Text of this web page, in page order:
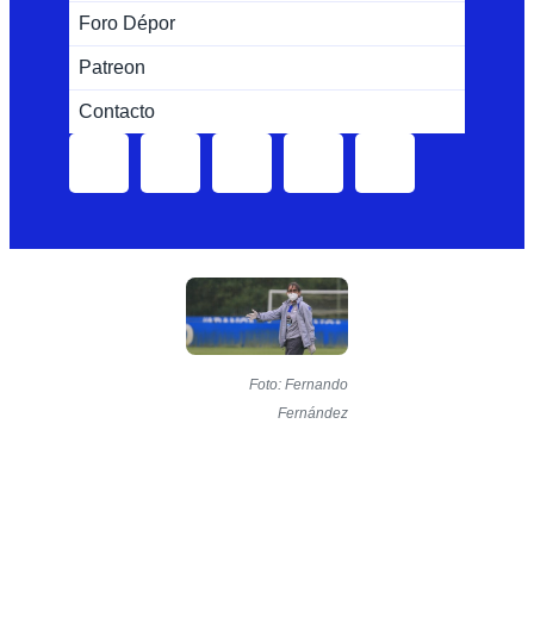
Foro Dépor
Patreon
Contacto
Foto: Fernando
Fernández